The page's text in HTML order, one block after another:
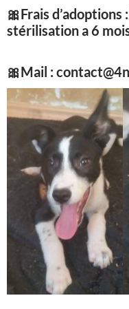
🎀Frais
stérilisation a 6
🎀Mail :